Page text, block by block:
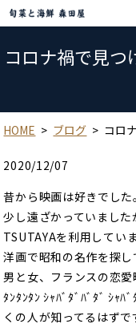
コロナ禍で見つ
HOME ブログ コロ
2020/12/07
昔から映画は好きでした。
少し遠ざかっていまし
TSUTAYAを利用していま
洋画で昭和の名作を探し
男と女、フランスの恋愛
ﾀﾝﾀﾝﾀﾝ ｼｬﾊﾞﾀﾞﾊﾞﾀﾞ ｼｬﾊ
くの人が知ってるはずで